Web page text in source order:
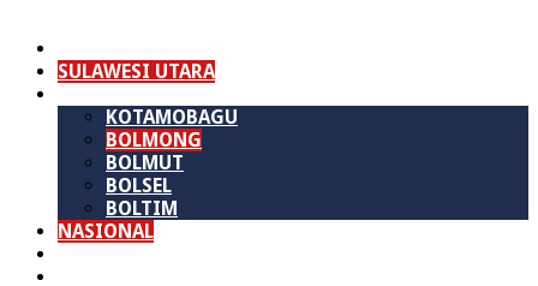
SULAWESI UTARA
KOTAMOBAGU
BOLMONG
BOLMUT
BOLSEL
BOLTIM
NASIONAL